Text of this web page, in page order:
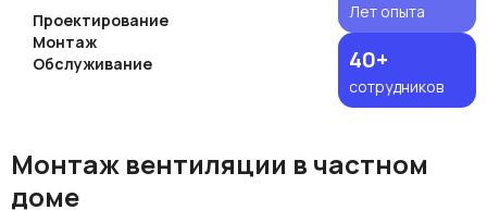
Проектирование
Монтаж
Обслуживание
Лет опыта
40+
сотрудников
Монтаж вентиляции в частном
доме